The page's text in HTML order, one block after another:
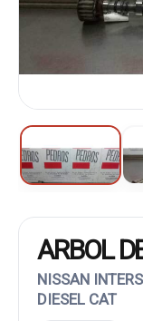
ARBOL
NISSAN
DIESEL CAT